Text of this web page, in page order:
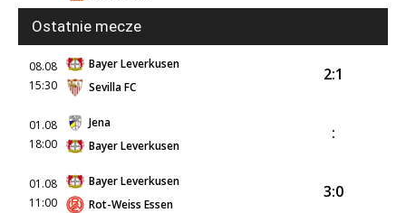
Ostatnie mecze
08.08
15:30
Bayer Leverkusen
Sevilla FC
2:1
01.08
18:00
Jena
Bayer Leverkusen
:
01.08
11:00
Bayer Leverkusen
Rot-Weiss Essen
3:0